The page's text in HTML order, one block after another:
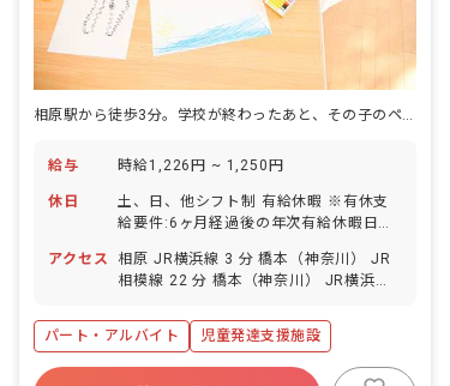
相原駅から徒歩3分。学校が終わったあと、その子のペースで過ごせる時間をつくる児童発達支援の教室です。
給与 時給1,226円 ~ 1,250円
休日
土、日、他シフト制 有給休暇 ※有休支
給要件:6ヶ月経過後の年次有給休暇日
アクセス
相原 JR横浜線 3 分 橋本（神奈川） JR
相模線 22 分 橋本（神奈川） JR横浜線
分
パート・アルバイト 児童発達支援施設